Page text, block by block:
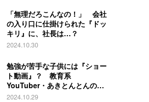
「無理だろこんなの！」 会社
の入り口に仕掛けられた『ドッ
キリ』に、社長は…？
2024.10.30
勉強が苦手な子供には『ショー
ト動画』？ 教育系
YouTuber・あきとんとんの戦
略とは
2024.10.29